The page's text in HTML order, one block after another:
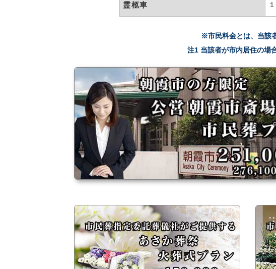
霊柩車
※市民料金とは、当該
注1 当該者が市内居住の場